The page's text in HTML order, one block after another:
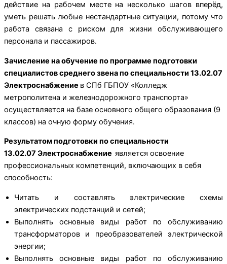
действие на рабочем месте на несколько шагов вперёд,
уметь решать любые нестандартные ситуации, потому что
работа связана с риском для жизни обслуживающего
персонала и пассажиров.
Зачисление на обучение по программе подготовки
специалистов среднего звена по специальности 13.02.07
Электроснабжение в СПб ГБПОУ «Колледж
метрополитена и железнодорожного транспорта»
осуществляется на базе основного общего образования (9
классов) на очную форму обучения.
Результатом подготовки по специальности
13.02.07 Электроснабжение является освоение
профессиональных компетенций, включающих в себя
способность:
Читать и составлять электрические схемы
электрических подстанций и сетей;
Выполнять основные виды работ по обслуживанию
трансформаторов и преобразователей электрической
энергии;
Выполнять основные виды работ по обслуживанию